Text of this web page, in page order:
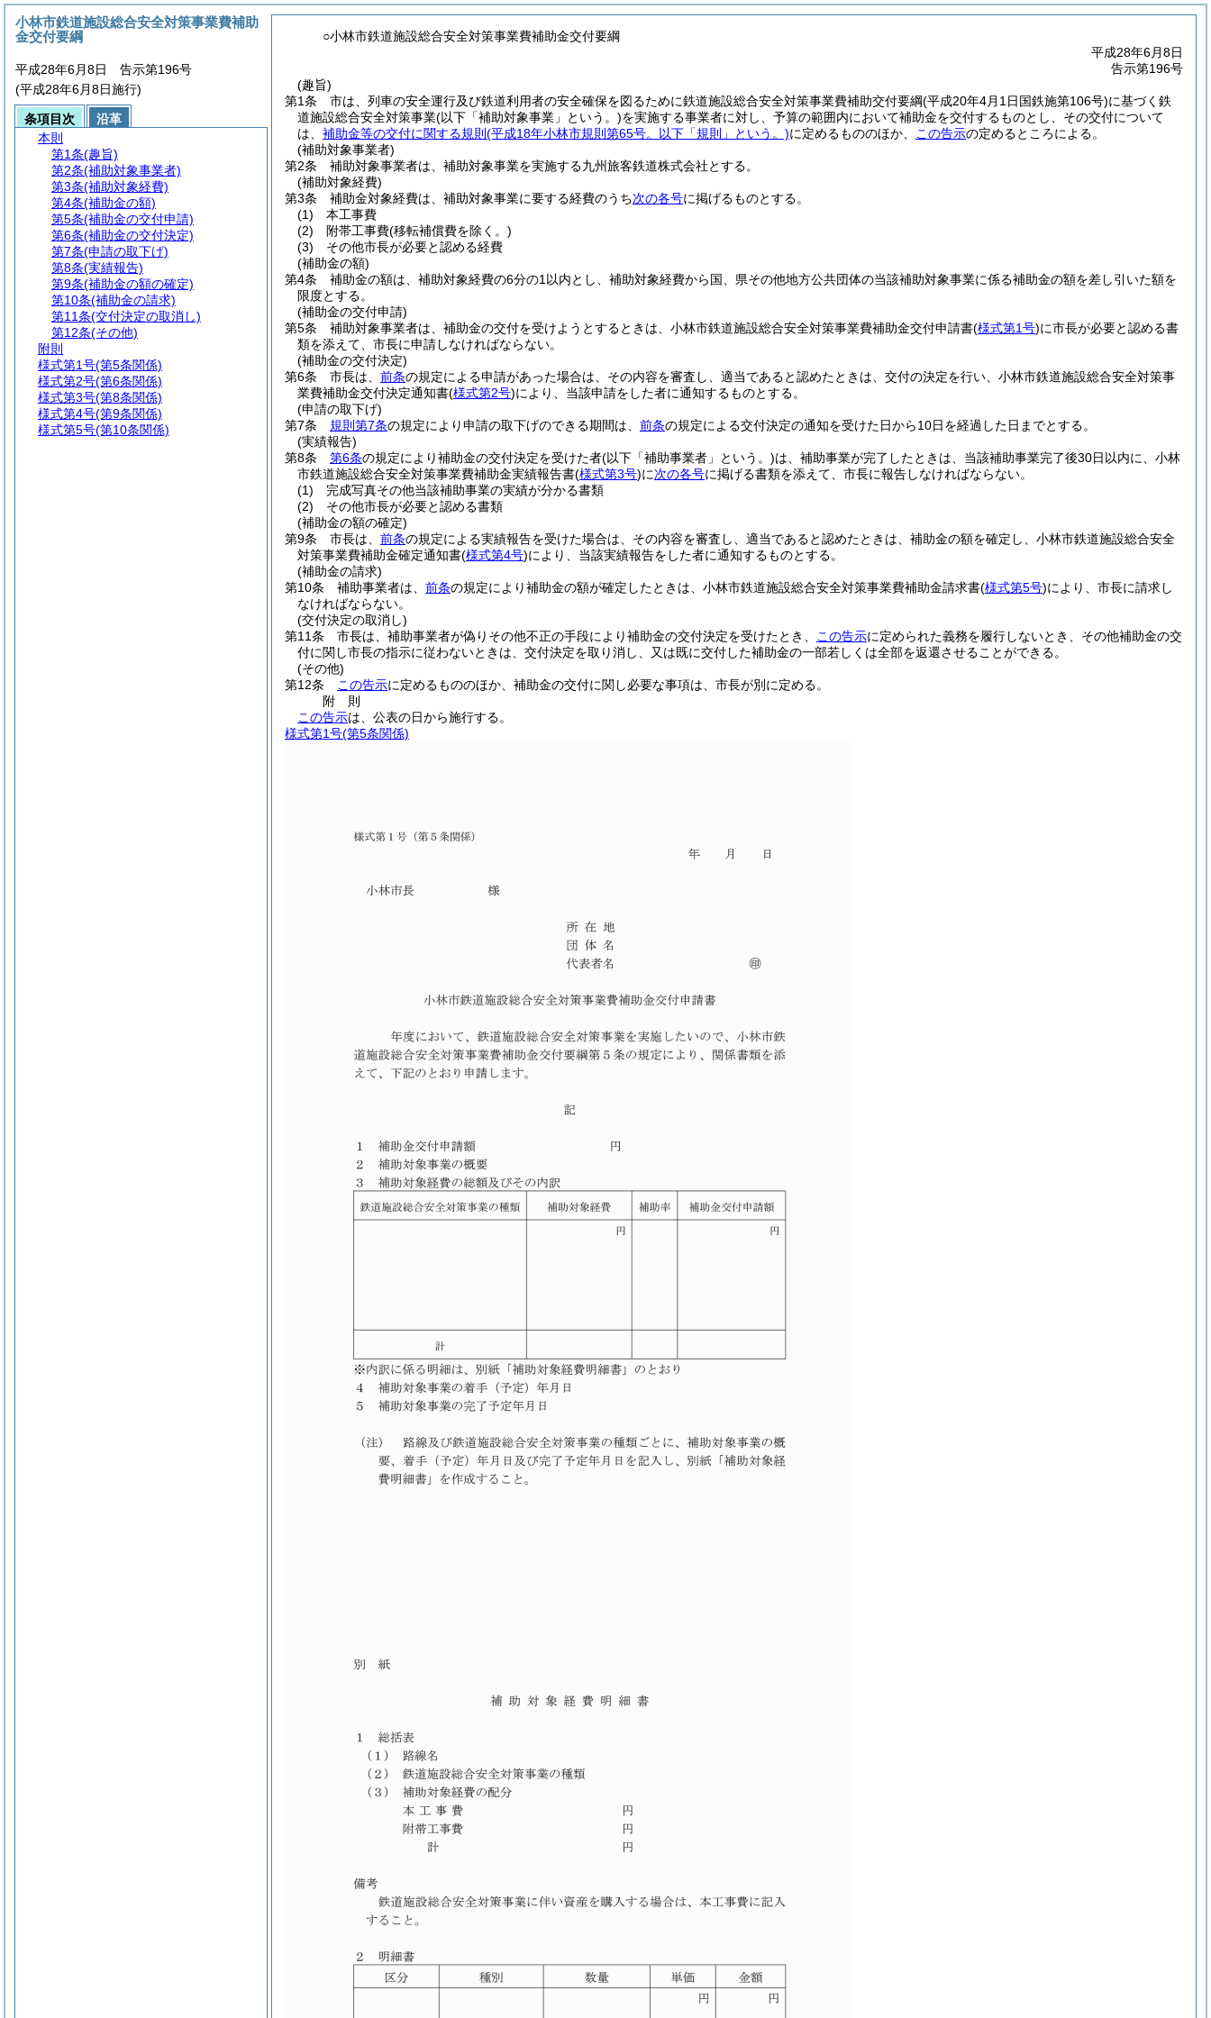
○小林市鉄道施設総合安全対策事業費補助金交付要綱
平成28年6月8日
告示第196号
(趣旨)
第1条
市は、列車の安全運行及び鉄道利用者の安全確保を図るために鉄道施設総合安全対策事業費補助交付要綱(平成20年4月1日国鉄施第106号)に基づく鉄
道施設総合安全対策事業(以下「補助対象事業」という。)を実施する事業者に対し、予算の範囲内において補助金を交付するものとし、その交付について
は、 補助金等の交付に関する規則 (平成18年小林市規則第65号。以下「規則」という。)に定めるもののほか、 この告示の定めるところによる。
(補助対象事業者)
第2条
補助対象事業者は、補助対象事業を実施する九州旅客鉄道株式会社とする。
(補助対象経費)
第3条
補助金対象経費は、補助対象事業に要する経費のうち次の各号に掲げるものとする。
(1)
本工事費
(2)
附帯工事費(移転補償費を除く。)
(3)
その他市長が必要と認める経費
(補助金の額)
第4条
補助金の額は、補助対象経費の6分の1以内とし、補助対象経費から国、県その他地方公共団体の当該補助対象事業に係る補助金の額を差し引いた額を
限度とする。
(補助金の交付申請)
第5条
補助対象事業者は、補助金の交付を受けようとするときは、小林市鉄道施設総合安全対策事業費補助金交付申請書(様式第1号)に市長が必要と認める書
類を添えて、市長に申請しなければならない。
(補助金の交付決定)
第6条
市長は、 前条の規定による申請があった場合は、その内容を審査し、適当であると認めたときは、交付の決定を行い、小林市鉄道施設総合安全対策事
業費補助金交付決定通知書(様式第2号)により、当該申請をした者に通知するものとする。
(申請の取下げ)
第7条
規則第7条の規定により申請の取下げのできる期間は、 前条の規定による交付決定の通知を受けた日から10日を経過した日までとする。
(実績報告)
第8条
第6条の規定により補助金の交付決定を受けた者(以下「補助事業者」という。)は、補助事業が完了したときは、当該補助事業完了後30日以内に、小林
市鉄道施設総合安全対策事業費補助金実績報告書(様式第3号)に次の各号に掲げる書類を添えて、市長に報告しなければならない。
(1)
完成写真その他当該補助事業の実績が分かる書類
(2)
その他市長が必要と認める書類
(補助金の額の確定)
第9条
市長は、 前条の規定による実績報告を受けた場合は、その内容を審査し、適当であると認めたときは、補助金の額を確定し、小林市鉄道施設総合安全
対策事業費補助金確定通知書(様式第4号)により、当該実績報告をした者に通知するものとする。
(補助金の請求)
第10条
補助事業者は、 前条の規定により補助金の額が確定したときは、小林市鉄道施設総合安全対策事業費補助金請求書(様式第5号)により、市長に請求し
なければならない。
(交付決定の取消し)
第11条
市長は、補助事業者が偽りその他不正の手段により補助金の交付決定を受けたとき、 この告示に定められた義務を履行しないとき、その他補助金の交
付に関し市長の指示に従わないときは、交付決定を取り消し、又は既に交付した補助金の一部若しくは全部を返還させることができる。
(その他)
第12条
この告示に定めるもののほか、補助金の交付に関し必要な事項は、市長が別に定める。
附 則
この告示は、公表の日から施行する。
様式第1号(第5条関係)
小林市鉄道施設総合安全対策事業費補助
金交付要綱
平成28年6月8日 告示第196号
(平成28年6月8日施行)
条項目次
沿革
本則
第1条(趣旨)
第2条(補助対象事業者)
第3条(補助対象経費)
第4条(補助金の額)
第5条(補助金の交付申請)
第6条(補助金の交付決定)
第7条(申請の取下げ)
第8条(実績報告)
第9条(補助金の額の確定)
第10条(補助金の請求)
第11条(交付決定の取消し)
第12条(その他)
附則
様式第1号(第5条関係)
様式第2号(第6条関係)
様式第3号(第8条関係)
様式第4号(第9条関係)
様式第5号(第10条関係)